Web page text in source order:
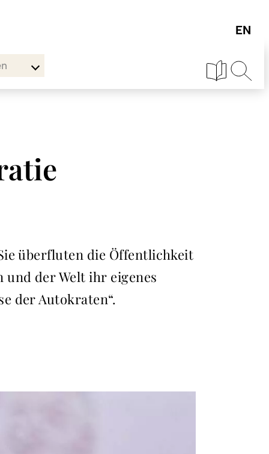
überfluten die Öffentlichkeit
der Welt ihr eigenes
der Autokraten“.